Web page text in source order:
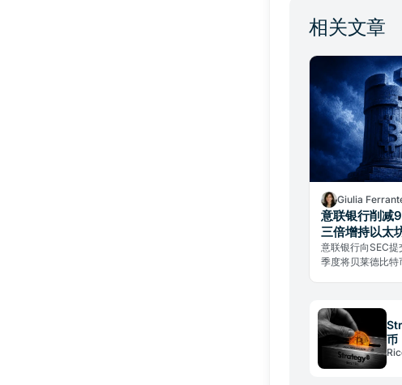
相关文章
Giulia
意联银行削减
三倍增持以太
意联银行向SEC提
季度将贝莱德比
币